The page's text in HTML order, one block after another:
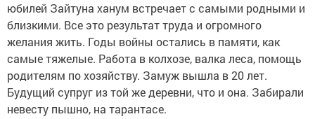
юбилей Зайтуна ханум встречает с самыми родными и
близкими. Все это результат труда и огромного
желания жить. Годы войны остались в памяти, как
самые тяжелые. Работа в колхозе, валка леса, помощь
родителям по хозяйству. Замуж вышла в 20 лет.
Будущий супруг из той же деревни, что и она. Забирали
невесту пышно, на тарантасе.